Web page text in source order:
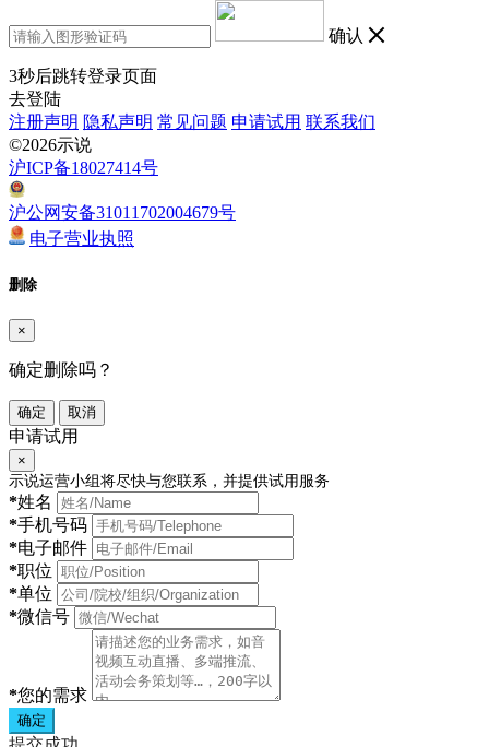
确认
3秒后跳转登录页面
去登陆
注册声明 隐私声明 常见问题 申请试用 联系我们
©2026示说
沪ICP备18027414号
沪公网安备31011702004679号
电子营业执照
删除
×
确定删除吗？
确定 取消
申请试用
×
示说运营小组将尽快与您联系，并提供试用服务
*姓名
*手机号码
*电子邮件
*职位
*单位
*微信号
*您的需求
确定